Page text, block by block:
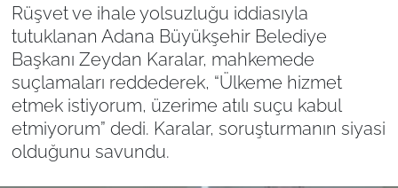
Rüşvet ve ihale yolsuzluğu iddiasıyla
tutuklanan Adana Büyükşehir Belediye
Başkanı Zeydan Karalar, mahkemede
suçlamaları reddederek, “Ülkeme hizmet
etmek istiyorum, üzerime atılı suçu kabul
etmiyorum” dedi. Karalar, soruşturmanın siyasi
olduğunu savundu.